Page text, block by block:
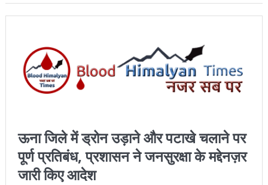
ऊना जिले में ड्रोन उड़ाने और पटाखे चलाने पर
पूर्ण प्रतिबंध, प्रशासन ने जनसुरक्षा के मद्देनज़र
जारी किए आदेश